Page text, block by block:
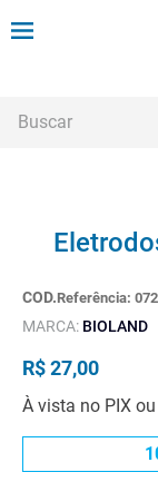
Referência:
MARCA: BIOLAND
R$27,00
À vista no PIX
cadeira rodas
3º
andadores
4º
imobilizador
5º
bota
6º
cadeira rodas
7º
meia